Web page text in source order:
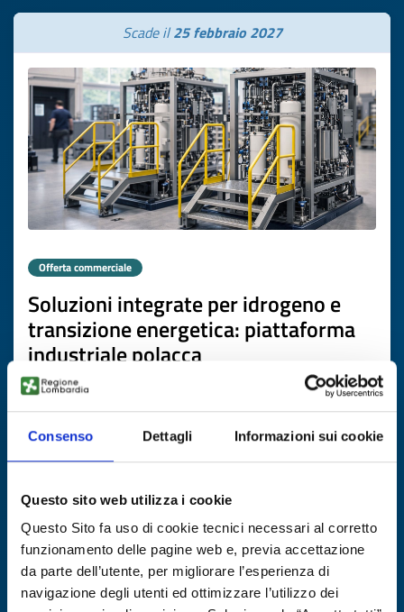
Consenso Dettagli Informazioni sui cookie
Questo sito web utilizza i cookie
Questo Sito fa uso di cookie tecnici necessari al corretto
funzionamento delle pagine web e, previa accettazione
da parte dell’utente, per migliorare l’esperienza di
navigazione degli utenti ed ottimizzare l’utilizzo dei
Scade il25 febbraio 2027
Offerta commerciale
Soluzioni integrate per idrogeno e
transizione energetica: piattaforma
industriale polacca
ID EEN: BOPL20251205014
SCOPRI DI PIÙ →
Scade il25 febbraio 2027